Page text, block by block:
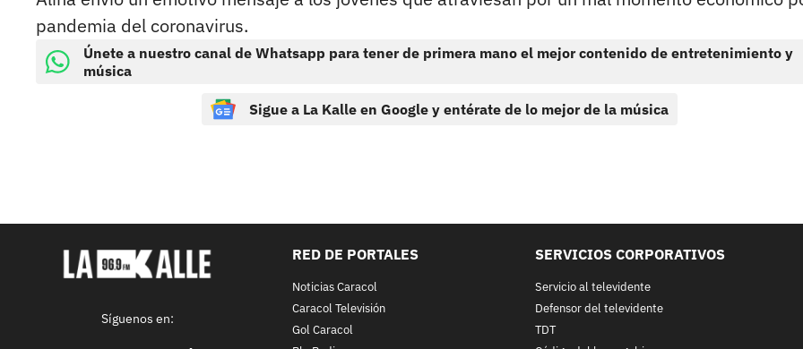
pandemia del coronavirus.
Únete a nuestro canal de Whatsapp para tener de primera mano el mejor contenido de entretenimiento y
música
Sigue a La Kalle en Google y entérate de lo mejor de la música
Síguenos en:
RED DE PORTALES
Noticias Caracol
Caracol Televisión
Gol Caracol
SERVICIOS CORPORATIVOS
Servicio al televidente
Defensor del televidente
TDT